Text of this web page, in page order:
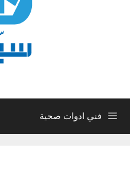
فني ادوات صحية